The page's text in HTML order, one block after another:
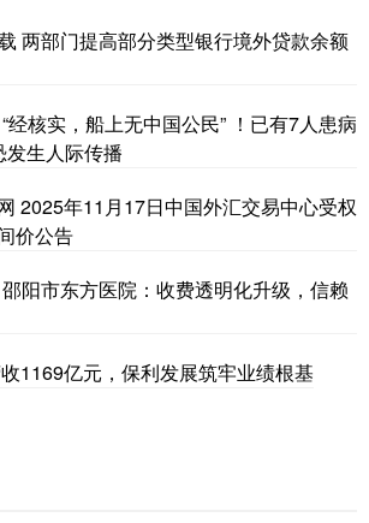
两部门提高部分类型银行境外贷款余额
经核实，船上无中国公民” ！已有7人患病
生人际传播
2025年11月17日中国外汇交易中心受权
价公告
阳市东方医院：收费透明化升级，信赖
1169亿元，保利发展筑牢业绩根基